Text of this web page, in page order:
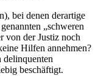
bei denen derartige
„schweren
von der Justiz noch
Hilfen annehmen?
delinquenten
beschäftigt.